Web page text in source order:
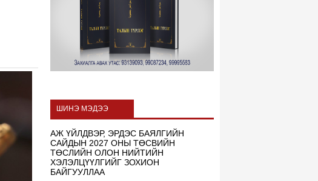
ШИНЭ МЭДЭЭ
АЖ ҮЙЛДВЭР, ЭРДЭС БАЯЛГИЙН
САЙДЫН 2027 ОНЫ ТӨСВИЙН
ТӨСЛИЙН ОЛОН НИЙТИЙН
ХЭЛЭЛЦҮҮЛГИЙГ ЗОХИОН
БАЙГУУЛЛАА